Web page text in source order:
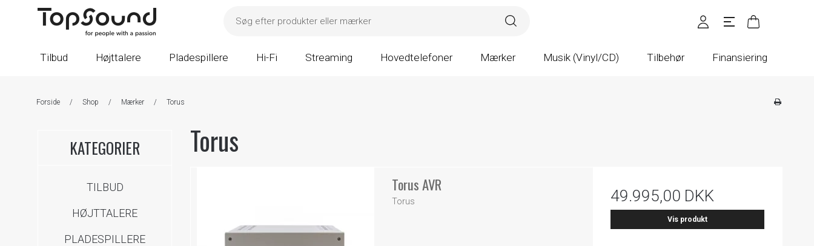
Tilbud Højttalere Pladespillere Hi-Fi Streaming Hovedtelefoner Mærker Musik (Vinyl/CD) Tilbehør Finansiering
Forside / Shop / Mærker / Torus
KATEGORIER
TILBUD
HØJTTALERE
PLADESPILLERE
Torus
Torus AVR
Torus 49.995,00 DKK
Vis produkt